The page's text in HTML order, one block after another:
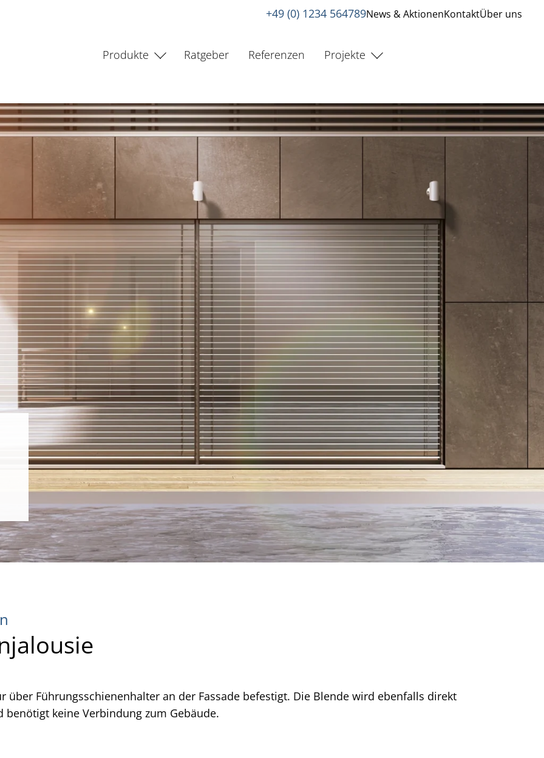
+49 (0) 1234 564789News & AktionenKontaktÜber uns
Produkte Ratgeber Referenzen Projekte
über Führungsschienenhalter an der Fassade befestigt. Die Blende wird ebenfalls direkt
keine Verbindung zum Gebäude.